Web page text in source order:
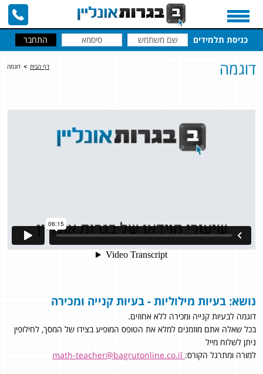
כניסת תלמידים
דף הבית > דוגמה דוגמה
נושא: בעיות מילוליות - בעיות קנייה ומכירה
דוגמה לבעיות קנייה ומכירה ללא אחוזים.
בכל שאלה אתם מוזמנים למלא את הטופס המופיע בצידו של המסך, לחילופין
ניתן לשלוח מייל
למורה ומתרגל הקורס: